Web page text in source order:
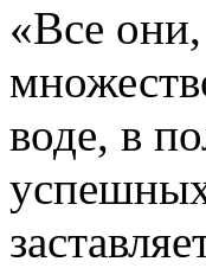
«Все
воде, в